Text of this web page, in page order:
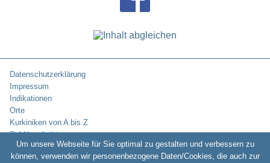
Datenschutzerklärung
Impressum
Indikationen
Orte
Kurkiniken von A bis Z
Schlüsselwörter
Um unsere Webseite für Sie optimal zu gestalten und verbessern zu
können, verwenden wir personenbezogene Daten/Cookies, die auch zur